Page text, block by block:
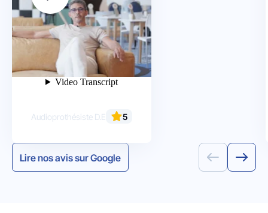
Audioprothésiste D.E 5
Lire nos avis sur Google